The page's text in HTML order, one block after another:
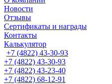
Новости
Отзывы
Сертификаты и награды
Контакты
Калькулятор
+7 (4822) 43-30-93
+7 (4822) 43-30-93
+7 (4822) 43-23-40
+7 (4822) 68-12-91